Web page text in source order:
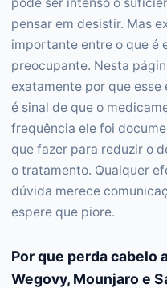
pensar em desistir. Mas
importante entre o que é
preocupante. Nesta
exatamente por que
é sinal de que o
frequência ele foi
que fazer para reduzir o
o tratamento. Qualquer
dúvida merece
espere que piore.
Por que perda cabelo
Wegovy, Mounjaro e